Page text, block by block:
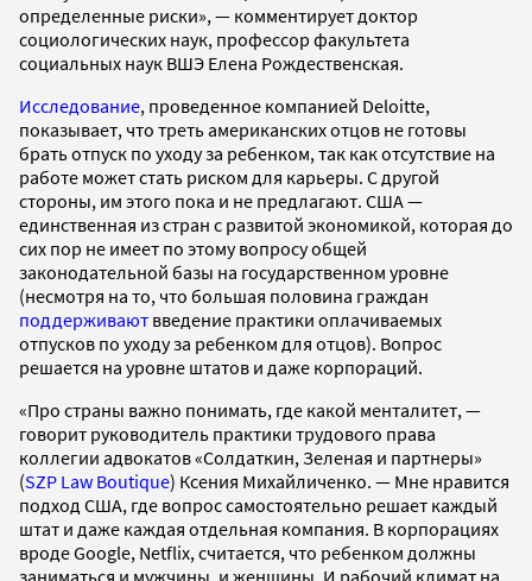
определенные риски», — комментирует доктор
социологических наук, профессор факультета
социальных наук ВШЭ Елена Рождественская.
Исследование, проведенное компанией Deloitte,
показывает, что треть американских отцов не готовы
брать отпуск по уходу за ребенком, так как отсутствие на
работе может стать риском для карьеры. С другой
стороны, им этого пока и не предлагают. США —
единственная из стран с развитой экономикой, которая до
сих пор не имеет по этому вопросу общей
законодательной базы на государственном уровне
(несмотря на то, что большая половина граждан
поддерживают введение практики оплачиваемых
отпусков по уходу за ребенком для отцов). Вопрос
решается на уровне штатов и даже корпораций.
«Про страны важно понимать, где какой менталитет, —
говорит руководитель практики трудового права
коллегии адвокатов «Солдаткин, Зеленая и партнеры»
(SZP Law Boutique) Ксения Михайличенко. — Мне нравится
подход США, где вопрос самостоятельно решает каждый
штат и даже каждая отдельная компания. В корпорациях
вроде Google, Netflix, считается, что ребенком должны
заниматься и мужчины, и женщины. И рабочий климат на